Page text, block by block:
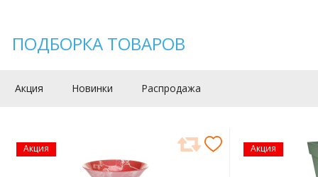
ПОДБОРКА ТОВАРОВ
Акция Новинки Распродажа
Акция Акция